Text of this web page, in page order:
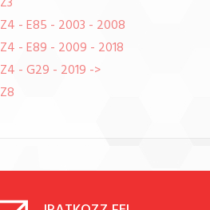
Z4 - E85 - 2003 - 2008
Z4 - E89 - 2009 - 2018
Z4 - G29 - 2019 ->
Z8